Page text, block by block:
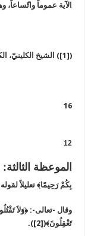
الآية عموماً واتّساعاً،
([1]) الشيخ الكلينيّ، الكافي، مصدر سابق، ج7، ص273.
16
12
الموعظة
بِكُمْ رَحِيمًا﴾ تعليلاً
وقال -تعالى-: ﴿وَلاَ
تَعْقِلُونَ﴾([2]).